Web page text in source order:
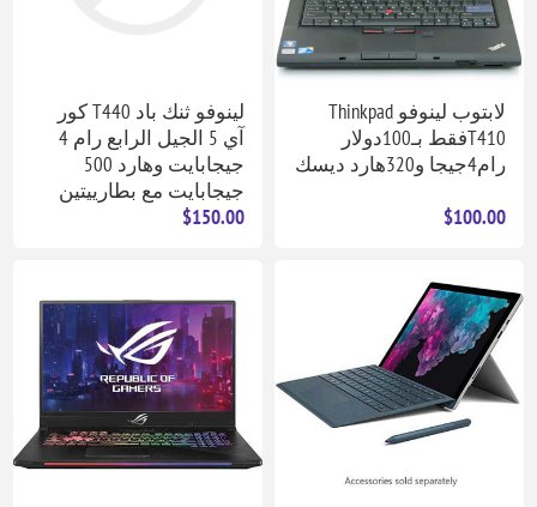
لابتوب لينوفو Thinkpad
T410فقط بـ100دولار
رام4جيجا و320هارد ديسك
$100.00
لينوفو ثنك باد T440 كور
آي 5 الجيل الرابع رام 4
جيجابايت وهارد 500
جيجابايت مع بطارييتين
$150.00